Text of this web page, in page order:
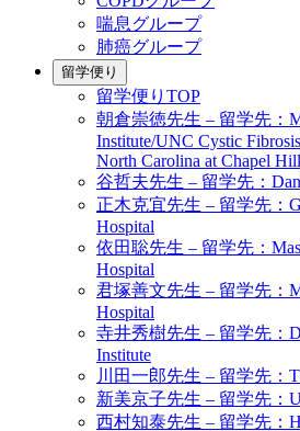
喘息グループ
肺癌グループ
留学便り
留学便りTOP
朝倉崇徳先生 – 留学先：
Institute/UNC Cystic
North Carolina at Chapel Hill
谷哲夫先生 – 留学先：
正木克宜先生 – 留学先：
Hospital
依田聡先生 – 留学先：
Hospital
君塚善文先生 – 留学先：
Hospital
寺井秀樹先生 – 留学先：
Institute
川田一郎先生 – 留学先：
新美京子先生 – 留学先：
西村知泰先生 – 留学先：